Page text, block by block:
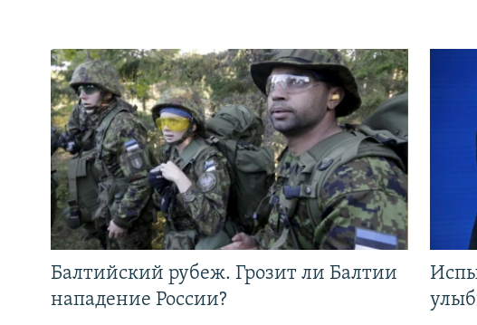
Балтийский рубеж. Грозит ли Балтии
нападение России?